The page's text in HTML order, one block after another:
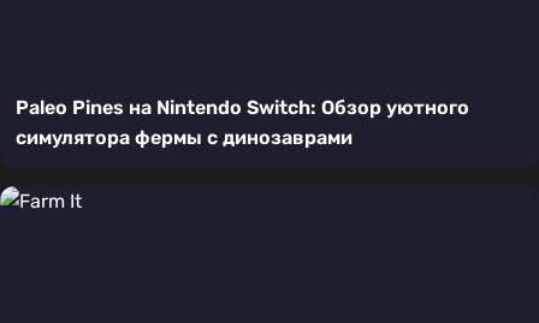
Paleo Pines на Nintendo Switch: Обзор уютного
симулятора фермы с динозаврами